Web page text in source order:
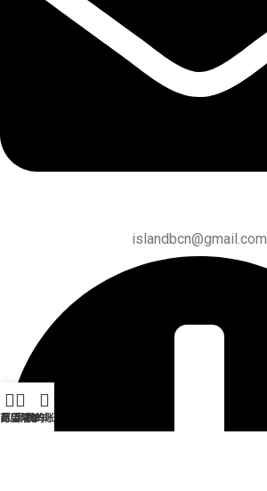
islandbcn@gmail.com
商店
愿望清单
购物车
我的账户